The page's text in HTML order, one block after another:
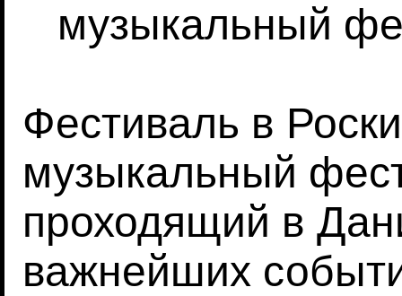
музыкальный
Фестиваль в
музыкальный
проходящий в
важнейших